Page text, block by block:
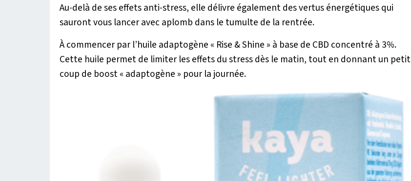
Au-delà de ses effets anti-stress, elle délivre également des vertus énergétiques qui
sauront vous lancer avec aplomb dans le tumulte de la rentrée.
À commencer par l’huile adaptogène « Rise & Shine » à base de CBD concentré à 3%.
Cette huile permet de limiter les effets du stress dès le matin, tout en donnant un petit
coup de boost « adaptogène » pour la journée.